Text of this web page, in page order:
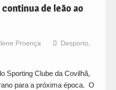
continua de leão ao
Proença Desporto,
Sporting Clube da Covilhã,
para a próxima época. O